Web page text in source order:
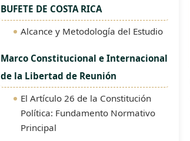
BUFETE DE COSTA RICA
Alcance y Metodología del Estudio
Marco Constitucional e Internacional
de la Libertad de Reunión
El Artículo 26 de la Constitución
Política: Fundamento Normativo
Principal